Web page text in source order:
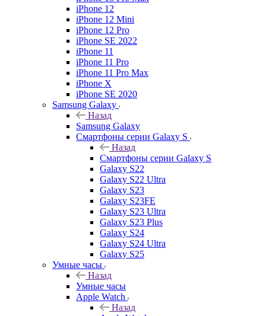
iPhone 12
iPhone 12 Mini
iPhone 12 Pro
iPhone SE 2022
iPhone 11
iPhone 11 Pro
iPhone 11 Pro Max
iPhone X
iPhone SE 2020
Samsung Galaxy
Назад
Samsung Galaxy
Смартфоны серии Galaxy S
Назад
Смартфоны серии Galaxy S
Galaxy S22
Galaxy S22 Ultra
Galaxy S23
Galaxy S23FE
Galaxy S23 Ultra
Galaxy S23 Plus
Galaxy S24
Galaxy S24 Ultra
Galaxy S25
Умные часы
Назад
Умные часы
Apple Watch
Назад